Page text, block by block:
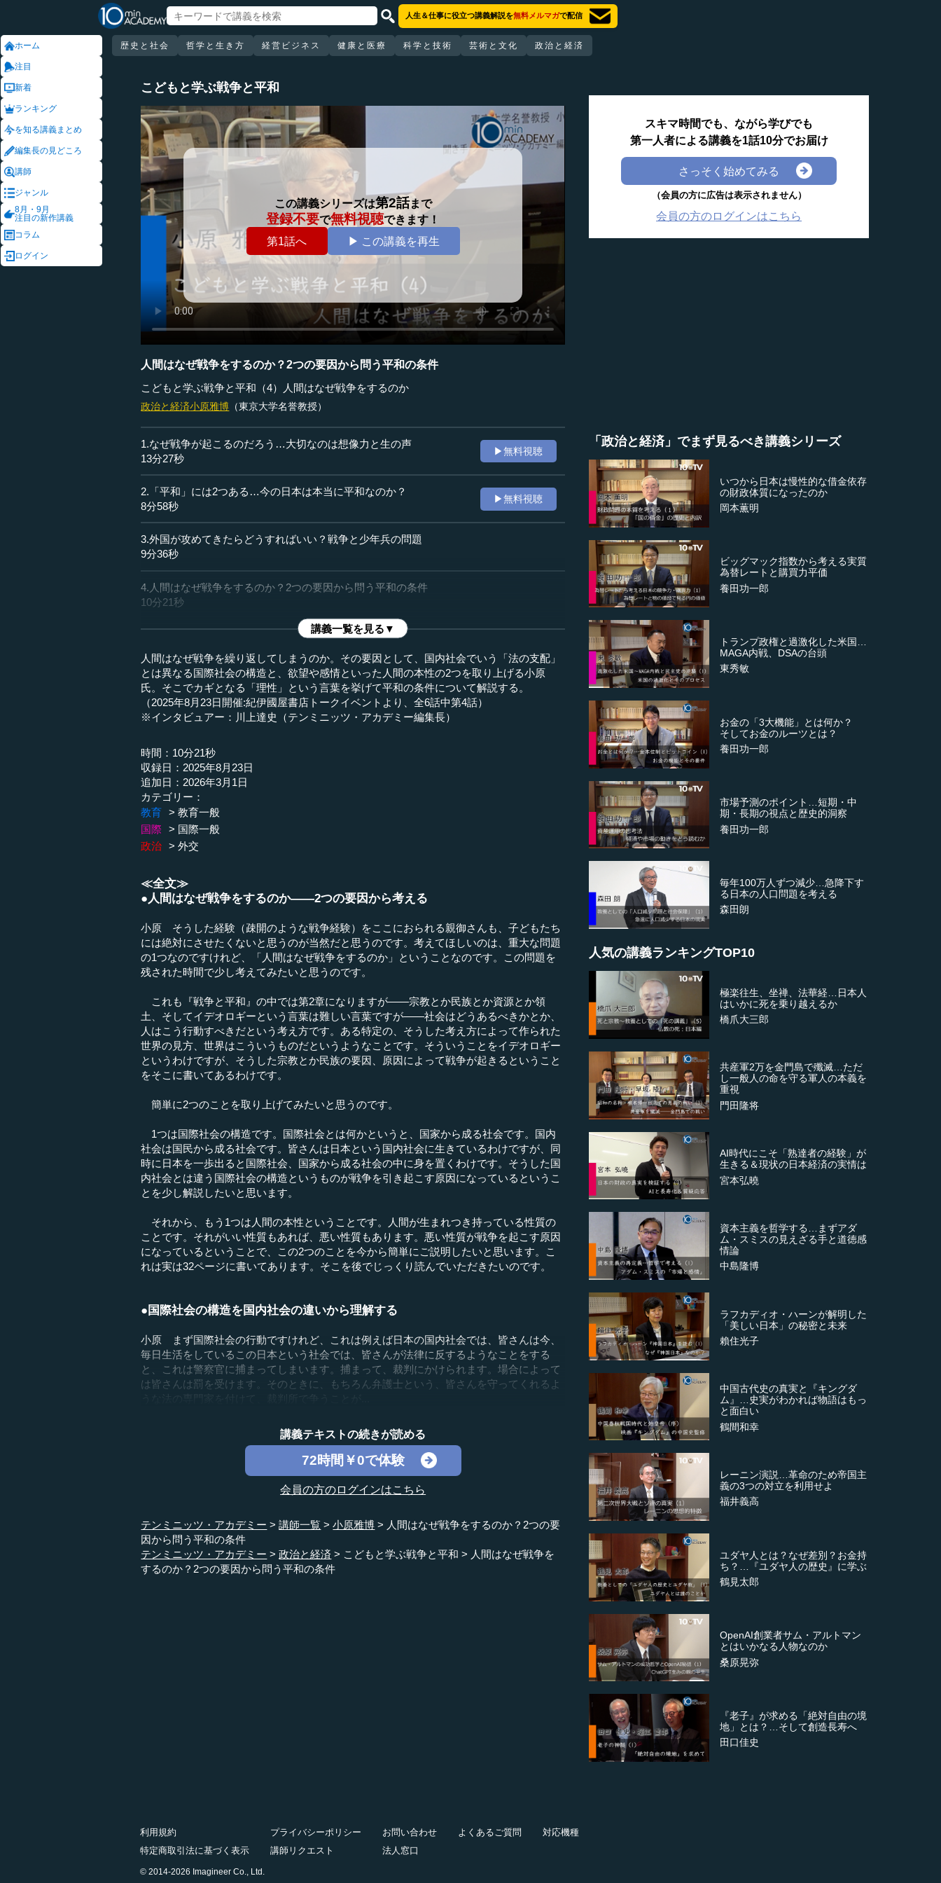
ホーム
注目
新着
ランキング
を知る講義まとめ
編集長の見どころ
講師
ジャンル
8月・9月
注目の新作講義
コラム
ログイン
人生＆仕事に役立つ講義解説を無料メルマガで配信
歴史と社会 哲学と生き方 経営ビジネス 健康と医療 科学と技術 芸術と文化 政治と経済
こどもと学ぶ戦争と平和
この講義シリーズは第2話まで
登録不要で無料視聴できます！
第1話へ
▶ この講義を再生
人間はなぜ戦争をするのか？2つの要因から問う平和の条件
こどもと学ぶ戦争と平和（4）人間はなぜ戦争をするのか
政治と経済小原雅博 （東京大学名誉教授）
1.なぜ戦争が起こるのだろう…大切なのは想像力と生の声
13分27秒
▶無料視聴
2.「平和」には2つある…今の日本は本当に平和なのか？
8分58秒
▶無料視聴
3.外国が攻めてきたらどうすればいい？戦争と少年兵の問題
9分36秒
4.人間はなぜ戦争をするのか？2つの要因から問う平和の条件
10分21秒
講義一覧を見る▼
人間はなぜ戦争を繰り返してしまうのか。その要因として、国内社会でいう「法の支配」
とは異なる国際社会の構造と、欲望や感情といった人間の本性の2つを取り上げる小原
氏。そこでカギとなる「理性」という言葉を挙げて平和の条件について解説する。
（2025年8月23日開催:紀伊國屋書店トークイベントより、全6話中第4話）
※インタビュアー：川上達史（テンミニッツ・アカデミー編集長）
時間：10分21秒
収録日：2025年8月23日
追加日：2026年3月1日
カテゴリー：
教育
教育一般
国際
国際一般
政治
外交
≪全文≫
●人間はなぜ戦争をするのか――2つの要因から考える
小原 そうした経験（疎開のような戦争経験）をここにおられる親御さんも、子どもたち
には絶対にさせたくないと思うのが当然だと思うのです。考えてほしいのは、重大な問題
の1つなのですけれど、「人間はなぜ戦争をするのか」ということなのです。この問題を
残された時間で少し考えてみたいと思うのです。
これも『戦争と平和』の中では第2章になりますが――宗教とか民族とか資源とか領
土、そしてイデオロギーという言葉は難しい言葉ですが――社会はどうあるべきかとか、
人はこう行動すべきだという考え方です。ある特定の、そうした考え方によって作られた
世界の見方、世界はこういうものだというようなことです。そういうことをイデオロギー
というわけですが、そうした宗教とか民族の要因、原因によって戦争が起きるということ
をそこに書いてあるわけです。
簡単に2つのことを取り上げてみたいと思うのです。
1つは国際社会の構造です。国際社会とは何かというと、国家から成る社会です。国内
社会は国民から成る社会です。皆さんは日本という国内社会に生きているわけですが、同
時に日本を一歩出ると国際社会、国家から成る社会の中に身を置くわけです。そうした国
内社会とは違う国際社会の構造というものが戦争を引き起こす原因になっているというこ
とを少し解説したいと思います。
それから、もう1つは人間の本性ということです。人間が生まれつき持っている性質の
ことです。それがいい性質もあれば、悪い性質もあります。悪い性質が戦争を起こす原因
になっているということで、この2つのことを今から簡単にご説明したいと思います。こ
れは実は32ページに書いてあります。そこを後でじっくり読んでいただきたいのです。
●国際社会の構造を国内社会の違いから理解する
小原 まず国際社会の行動ですけれど、これは例えば日本の国内社会では、皆さんは今、
毎日生活をしているこの日本という社会では、皆さんが法律に反するようなことをする
と、これは警察官に捕まってしまいます。捕まって、裁判にかけられます。場合によって
は皆さんは罰を受けます。そのときに、もちろん弁護士という、皆さんを守ってくれるよ
講義テキストの続きが読める
72時間￥0で体験
会員の方のログインはこちら
テンミニッツ・アカデミー 講師一覧 小原雅博
人間はなぜ戦争をするのか？2つの要
因から問う平和の条件
テンミニッツ・アカデミー
政治と経済 こどもと学ぶ戦争と平和
人間はなぜ戦争を
するのか？2つの要因から問う平和の条件
スキマ時間でも、ながら学びでも
第一人者による講義を1話10分でお届け
さっそく始めてみる
（会員の方に広告は表示されません）
会員の方のログインはこちら
「政治と経済」でまず見るべき講義シリーズ
いつから日本は慢性的な借金依存
の財政体質になったのか
岡本薫明
ビッグマック指数から考える実質
為替レートと購買力平価
養田功一郎
トランプ政権と過激化した米国…
MAGA内戦、DSAの台頭
東秀敏
お金の「3大機能」とは何か？
そしてお金のルーツとは？
養田功一郎
市場予測のポイント…短期・中
期・長期の視点と歴史的洞察
養田功一郎
毎年100万人ずつ減少…急降下す
る日本の人口問題を考える
森田朗
人気の講義ランキングTOP10
極楽往生、坐禅、法華経…日本人
はいかに死を乗り越えるか
橋爪大三郎
共産軍2万を金門島で殲滅…ただ
し一般人の命を守る軍人の本義を
重視
門田隆将
AI時代にこそ「熟達者の経験」が
生きる＆現状の日本経済の実情は
宮本弘曉
資本主義を哲学する…まずアダ
ム・スミスの見えざる手と道徳感
情論
中島隆博
ラフカディオ・ハーンが解明した
「美しい日本」の秘密と未来
賴住光子
中国古代史の真実と『キングダ
ム』…史実がわかれば物語はもっ
と面白い
鶴間和幸
レーニン演説…革命のため帝国主
義の3つの対立を利用せよ
福井義高
ユダヤ人とは？なぜ差別？お金持
ち？…『ユダヤ人の歴史』に学ぶ
鶴見太郎
OpenAI創業者サム・アルトマン
とはいかなる人物なのか
桑原晃弥
『老子』が求める「絶対自由の境
地」とは？…そして創造長寿へ
田口佳史
利用規約 プライバシーポリシー お問い合わせ よくあるご質問
対応機種
特定商取引法に基づく表示
講師リクエスト 法人窓口
© 2014-2026 Imagineer Co., Ltd.